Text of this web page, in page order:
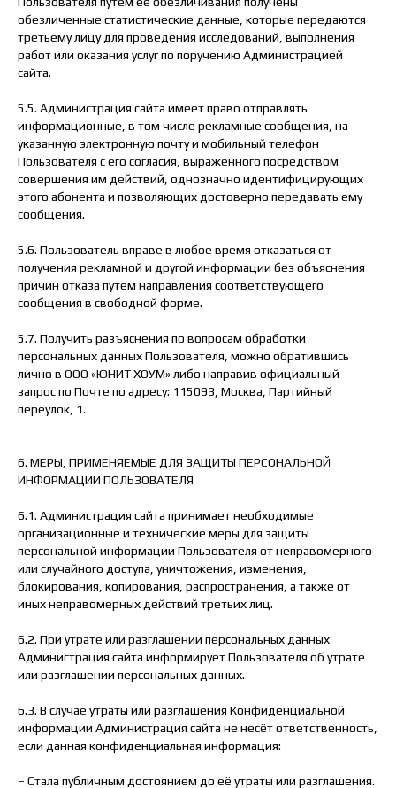
обезличенные статистические данные, которые передаются
третьему лицу для проведения исследований, выполнения
работ или оказания услуг по поручению Администрацией
сайта.
5.5. Администрация сайта имеет право отправлять
информационные, в том числе рекламные сообщения, на
указанную электронную почту и мобильный телефон
Пользователя с его согласия, выраженного посредством
совершения им действий, однозначно идентифицирующих
этого абонента и позволяющих достоверно передавать ему
сообщения.
5.6. Пользователь вправе в любое время отказаться от
получения рекламной и другой информации без объяснения
причин отказа путем направления соответствующего
сообщения в свободной форме.
5.7. Получить разъяснения по вопросам обработки
персональных данных Пользователя, можно обратившись
лично в ООО «ЮНИТ ХОУМ» либо направив официальный
запрос по Почте по адресу: 115093, Москва, Партийный
переулок, 1.
6. МЕРЫ, ПРИМЕНЯЕМЫЕ ДЛЯ ЗАЩИТЫ ПЕРСОНАЛЬНОЙ
ИНФОРМАЦИИ ПОЛЬЗОВАТЕЛЯ
6.1. Администрация сайта принимает необходимые
организационные и технические меры для защиты
персональной информации Пользователя от неправомерного
или случайного доступа, уничтожения, изменения,
блокирования, копирования, распространения, а также от
иных неправомерных действий третьих лиц.
6.2. При утрате или разглашении персональных данных
Администрация сайта информирует Пользователя об утрате
или разглашении персональных данных.
6.3. В случае утраты или разглашения Конфиденциальной
информации Администрация сайта не несёт ответственность,
если данная конфиденциальная информация:
– Стала публичным достоянием до её утраты или разглашения.